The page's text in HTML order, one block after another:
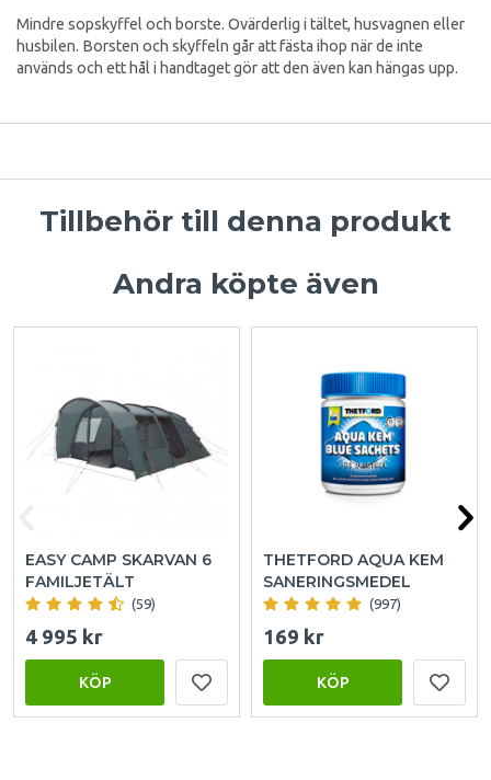
Mindre sopskyffel och borste. Ovärderlig i tältet, husvagnen eller
husbilen. Borsten och skyffeln går att fästa ihop när de inte
används och ett hål i handtaget gör att den även kan hängas upp.
Tillbehör till denna produkt
Andra köpte även
EASY CAMP SKARVAN 6
FAMILJETÄLT
(59)
4 995 kr
KÖP
THETFORD AQUA KEM
SANERINGSMEDEL
(997)
169 kr
KÖP